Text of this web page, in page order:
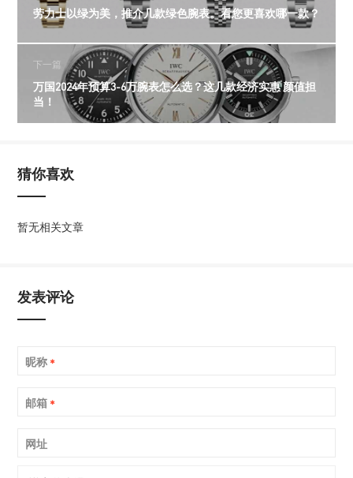
劳力士以绿为美，推介几款绿色腕表。看您更喜欢哪一款？
下一篇
万国2024年预算3-6万腕表怎么选？这几款经济实惠 颜值担
当！
猜你喜欢
暂无相关文章
发表评论
昵称 *
邮箱 *
网址